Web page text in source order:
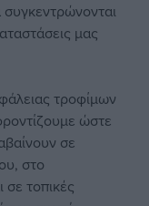
μας
τροφίμων
ώστε
σε
στο
τοπικές